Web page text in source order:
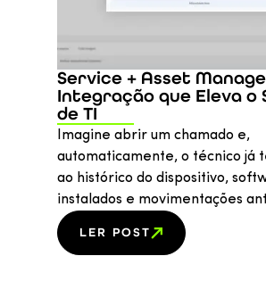
Service + Asset
Integração que Eleva o
de TI
Imagine abrir um chamado e,
automaticamente, o técnico já
ao histórico do dispositivo,
instalados e movimentações
LER POST